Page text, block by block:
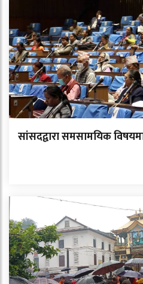
सांसदद्वारा समसामयिक